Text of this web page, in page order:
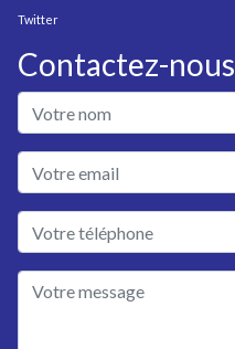
Twitter
Contactez-nous